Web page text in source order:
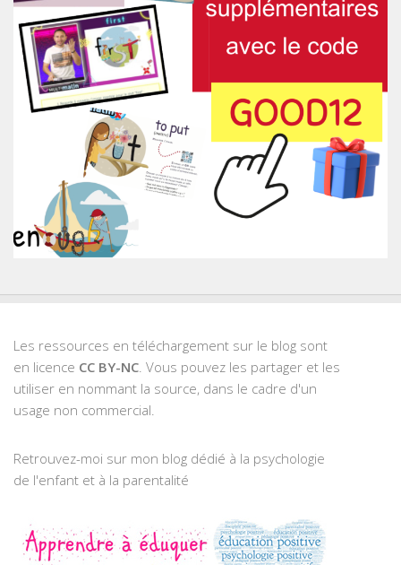
Les ressources en téléchargement sur le blog sont
en licence CC BY-NC. Vous pouvez les partager et les
utiliser en nommant la source, dans le cadre d'un
usage non commercial.
Retrouvez-moi sur mon blog dédié à la psychologie
de l'enfant et à la parentalité